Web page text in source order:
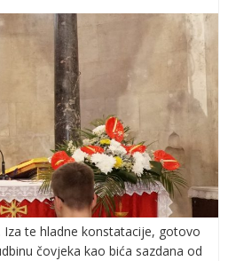
Iza te hladne konstatacije, gotovo
čovjeka kao bića sazdana od